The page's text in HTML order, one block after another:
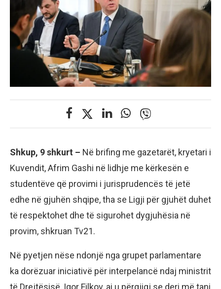
Shkup, 9 shkurt – Në brifing me gazetarët, kryetari i
Kuvendit, Afrim Gashi në lidhje me kërkesën e
studentëve që provimi i jurisprudencës të jetë
edhe në gjuhën shqipe, tha se Ligji për gjuhët duhet
të respektohet dhe të sigurohet dygjuhësia në
provim, shkruan Tv21.
Në pyetjen nëse ndonjë nga grupet parlamentare
ka dorëzuar iniciativë për interpelancë ndaj ministrit
të Drejtësisë, Igor Filkov, ai u përgjigj se deri më tani